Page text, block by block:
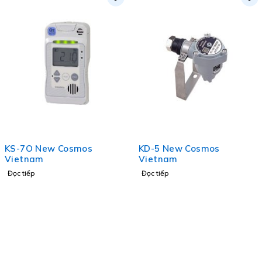
KS-7O New Cosmos
Vietnam
Đọc tiếp
KD-5 New Cosmos
Vietnam
Đọc tiếp